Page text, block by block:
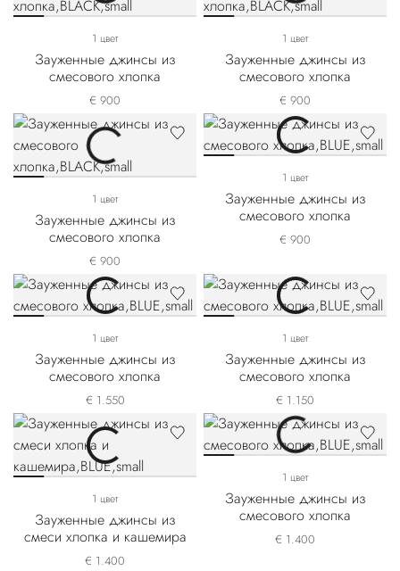
1 цвет
Зауженные джинсы из
смесового хлопка
€ 900
1 цвет
Зауженные джинсы из
смесового хлопка
€ 900
1 цвет
Зауженные джинсы из
смесового хлопка
€ 900
1 цвет
Зауженные джинсы из
смесового хлопка
€ 900
1 цвет
Зауженные джинсы из
смесового хлопка
€ 1.550
1 цвет
Зауженные джинсы из
смесового хлопка
€ 1.150
1 цвет
Зауженные джинсы из
смеси хлопка и кашемира
€ 1.400
1 цвет
Зауженные джинсы из
смесового хлопка
€ 1.400